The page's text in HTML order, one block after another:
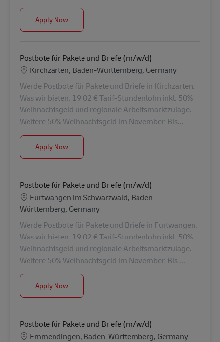
Apply NowPostbote für Pakete und Briefe (m/w/d)
Postbote für Pakete und Briefe (m/w/d)
Location
Kirchzarten, Baden-Württemberg, Germany
Werde Postbote für Pakete und Briefe in Kirchzarten.
Was wir bieten. 19,02 € Tarif-Stundenlohn inkl. 50%
Weihnachtsgeld und regionale Arbeitsmarktzulage.
Weitere 50% Weihnachtsgeld im November. Bis...
Apply NowPostbote für Pakete und Briefe (m/w/d)
Postbote für Pakete und Briefe (m/w/d)
Location
Furtwangen im Schwarzwald, Baden-
Württemberg, Germany
Werde Postbote für Pakete und Briefe in Furtwangen.
Was wir bieten. 19,02 € Tarif-Stundenlohn inkl. 50%
Weihnachtsgeld und regionale Arbeitsmarktzulage.
Weitere 50% Weihnachtsgeld im November. Bis ...
Apply NowPostbote für Pakete und Briefe (m/w/d)
Postbote für Pakete und Briefe (m/w/d)
Location
Emmendingen, Baden-Württemberg, Germany